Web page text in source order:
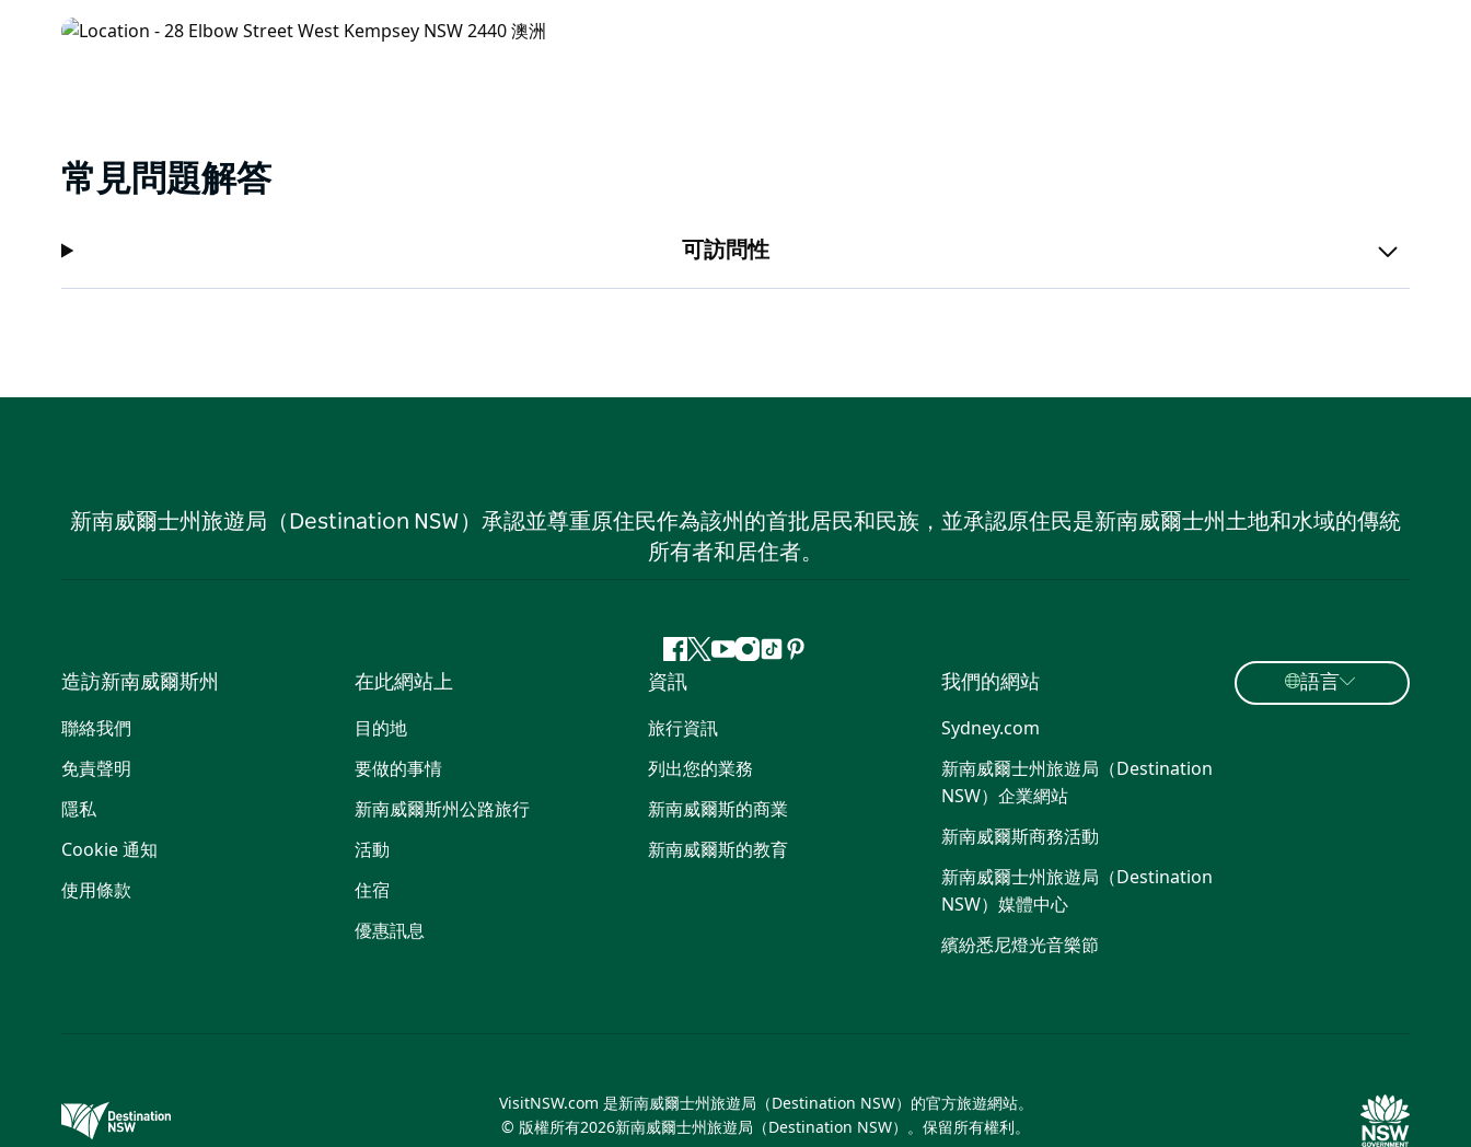
常見問題解答
可訪問性
新南威爾士州旅遊局（Destination NSW）承認並尊重原住民作為該州的首批居民和民族，並承認原住民是新南威爾士州土地和水域的傳統
所有者和居住者。
Facebook
嘰
喳
喳
Youtube
Instagram
抖 Pinterest
造訪新南威爾斯州
聯絡我們
免責聲明
隱私
Cookie 通知
使用條款
在此網站上
目的地
要做的事情
新南威爾斯州公路旅行
活動
住宿
優惠訊息
資訊
旅行資訊
列出您的業務
新南威爾斯的商業
新南威爾斯的教育
我們的網站
Sydney.com
新南威爾士州旅遊局（Destination
NSW）企業網站​
新南威爾斯商務活動
新南威爾士州旅遊局（Destination
NSW）媒體中心
繽紛悉尼燈光音樂節
語言
VisitNSW.com 是新南威爾士州旅遊局（Destination NSW）的官方旅遊網站。
© 版權所有2026新南威爾士州旅遊局（Destination NSW）。保留所有權利。